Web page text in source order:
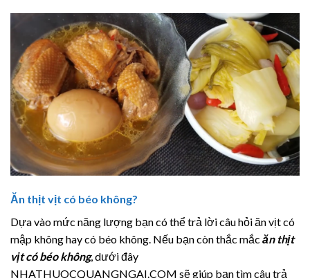
Ăn thịt vịt có béo không?
Dựa vào mức năng lượng bạn có thể trả lời câu hỏi ăn vịt có
mập không hay có béo không. Nếu bạn còn thắc mắc ăn thịt
vịt có béo không, dưới đây
NHATHUOCQUANGNGAI.COM sẽ giúp bạn tìm câu trả